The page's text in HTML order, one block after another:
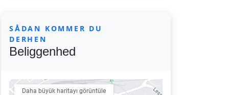
SÅDAN KOMMER DU
DERHEN
Beliggenhed